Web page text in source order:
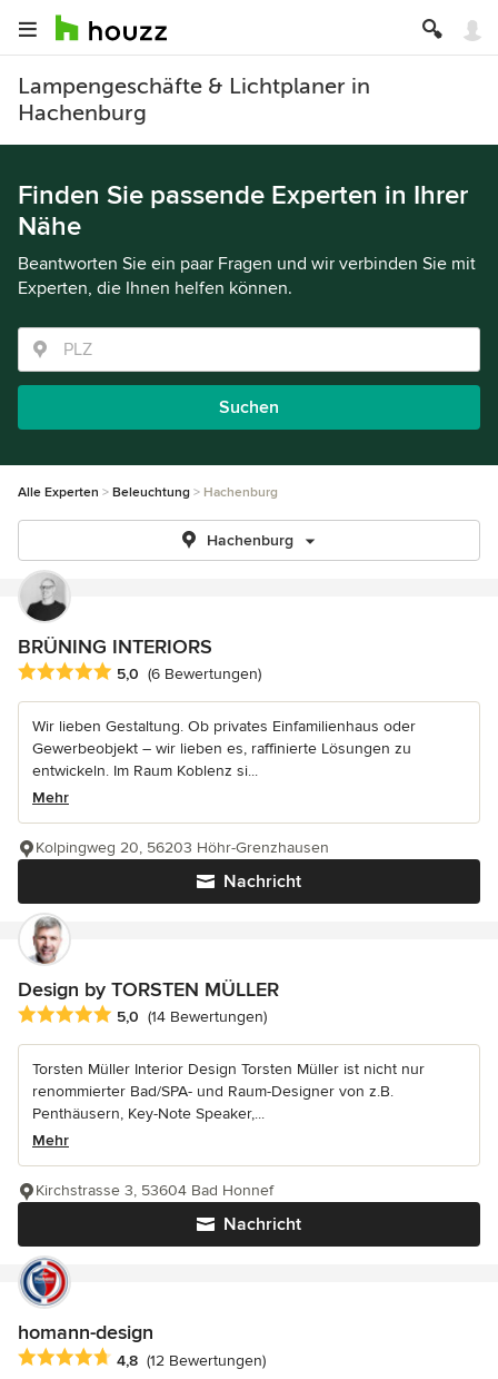
Lampengeschäfte & Lichtplaner in
Hachenburg
Finden Sie passende Experten in Ihrer
Nähe
Beantworten Sie ein paar Fragen und wir verbinden Sie mit
Experten, die Ihnen helfen können.
Suchen
Alle Experten Beleuchtung Hachenburg
Hachenburg
BRÜNING INTERIORS
Durchschnittliche Bewertung: 5 von 5 Sternen
5,0 (6 Bewertungen)
Wir lieben Gestaltung. Ob privates Einfamilienhaus oder
Gewerbeobjekt – wir lieben es, raffinierte Lösungen zu
entwickeln. Im Raum Koblenz si...
Mehr
Nachricht
Kolpingweg 20, 56203 Höhr-Grenzhausen
Design by TORSTEN MÜLLER
Durchschnittliche Bewertung: 5 von 5 Sternen
5,0 (14 Bewertungen)
Torsten Müller Interior Design Torsten Müller ist nicht nur
renommierter Bad/SPA- und Raum-Designer von z.B.
Penthäusern, Key-Note Speaker,...
Mehr
Nachricht
Kirchstrasse 3, 53604 Bad Honnef
homann-design
Durchschnittliche Bewertung: 4.8 von 5 Sternen
4,8 (12 Bewertungen)